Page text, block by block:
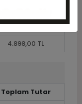
4.819,00 TL
4.898,00 TL
Toplam Tutar